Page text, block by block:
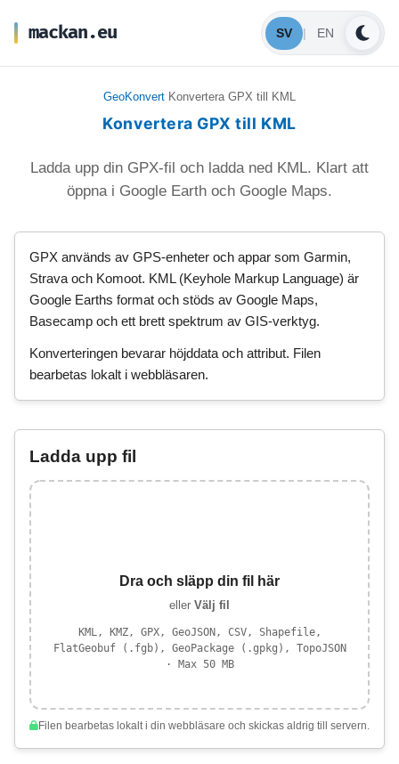
mackan.eu SV | EN
GeoKonvert Konvertera GPX till KML
Konvertera GPX till KML
Ladda upp din GPX-fil och ladda ned KML. Klart att
öppna i Google Earth och Google Maps.
GPX används av GPS-enheter och appar som Garmin,
Strava och Komoot. KML (Keyhole Markup Language) är
Google Earths format och stöds av Google Maps,
Basecamp och ett brett spektrum av GIS-verktyg.
Konverteringen bevarar höjddata och attribut. Filen
bearbetas lokalt i webbläsaren.
Ladda upp fil
Dra och släpp din fil här
eller Välj fil
KML, KMZ, GPX, GeoJSON, CSV, Shapefile,
FlatGeobuf (.fgb), GeoPackage (.gpkg), TopoJSON
· Max 50 MB
Filen bearbetas lokalt i din webbläsare och skickas aldrig till servern.